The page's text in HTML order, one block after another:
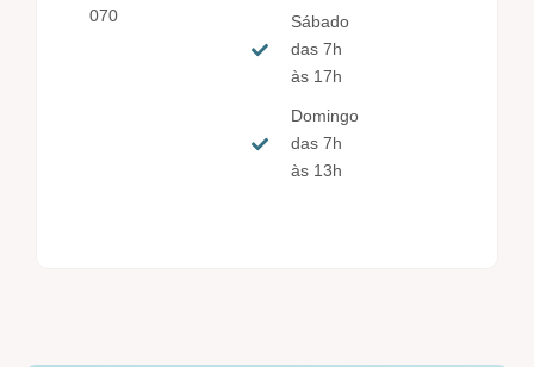
070
Sábado
das 7h
às 17h
Domingo
das 7h
às 13h